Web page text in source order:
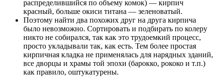
распределившийся по объему комок) — кирпич
красный, больше окиси титана — зеленоватый.
Поэтому найти два похожих друг на друга кирпича
было невозможно. Сортировать и подбирать по колеру
никто не собирался, так как это трудоемкий процесс,
просто укладывали так, как есть. Тем более простая
кирпичная кладка не применялась для нарядных зданий,
все дворцы и храмы той эпохи (барокко, рококо и т.п.)
как правило, оштукатурены.